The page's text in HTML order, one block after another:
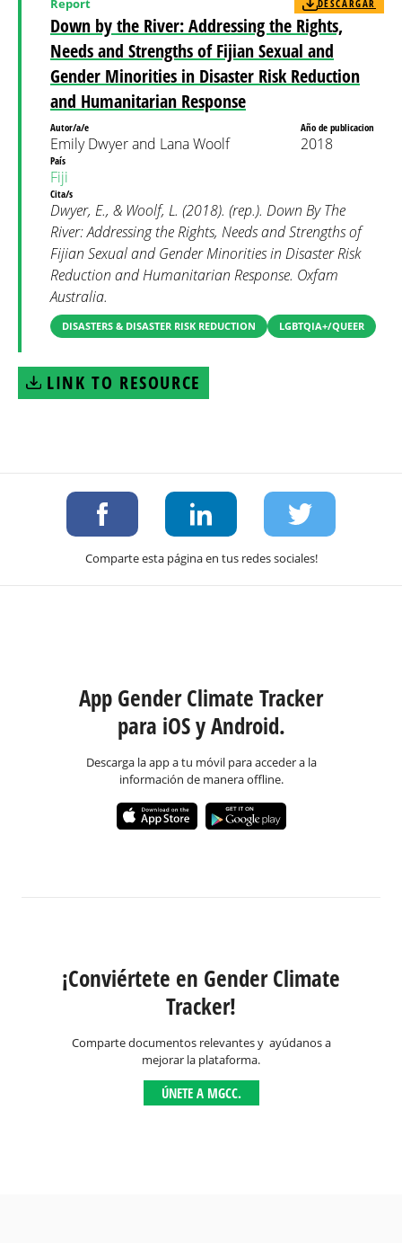
Down by the River: Addressing the Rights,
Needs and Strengths of Fijian Sexual and
Gender Minorities in Disaster Risk Reduction
and Humanitarian Response
DESCARGAR
Autor/a/e
Emily Dwyer and Lana Woolf
Año de publicacion
2018
País
Fiji
Cita/s
Dwyer, E., & Woolf, L. (2018). (rep.). Down By The
River: Addressing the Rights, Needs and Strengths of
Fijian Sexual and Gender Minorities in Disaster Risk
Reduction and Humanitarian Response. Oxfam
Australia.
DISASTERS & DISASTER RISK REDUCTION LGBTQIA+/QUEER
LINK TO RESOURCE
Comparte esta página en tus redes sociales!
App Gender Climate Tracker
para iOS y Android.
Descarga la app a tu móvil para acceder a la
información de manera offline.
¡Conviértete en Gender Climate
Tracker!
Comparte documentos relevantes y ayúdanos a
mejorar la plataforma.
ÚNETE A MGCC.